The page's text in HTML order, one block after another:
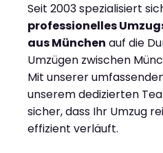
Seit 2003 spezialisiert
professionelles
aus München auf die
Umzügen zwischen
Mit unserer
unserem dedizierten
sicher, dass Ihr Umzug
effizient verläuft.